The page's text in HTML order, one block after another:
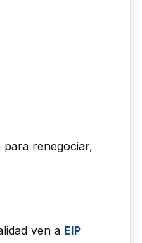
renegociar,
ven a EIP